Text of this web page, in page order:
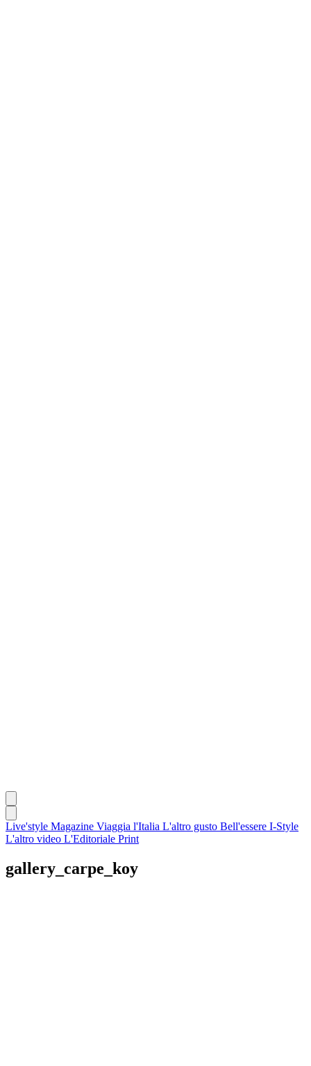
Live'style Magazine Viaggia l'Italia L'altro gusto Bell'essere I-Style
L'altro video L'Editoriale Print
gallery_carpe_koy